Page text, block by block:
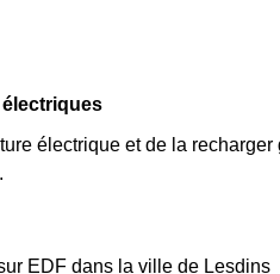
électrique et de la recharger
EDF dans la ville de Lesdins